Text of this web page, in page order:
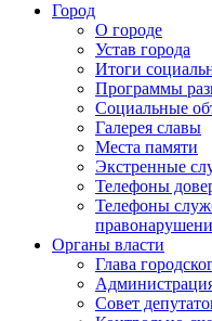
Город
О городе
Устав города
Итоги
Программы
Социальные
Галерея славы
Места памяти
Экстренные
Телефоны
Телефоны
Органы власти
Глава
Совет